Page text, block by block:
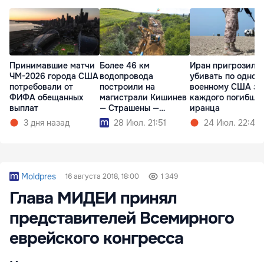
Принимавшие матчи
ЧМ-2026 города США
потребовали от
ФИФА обещанных
выплат
3 дня назад
Более 46 км
водопровода
построили на
магистрали Кишинев
— Страшены —
Калараш
28 Июл. 21:51
Иран пригрозил
убивать по
военному США за
каждого
иранца
24 Июл. 22:48
Moldpres 16 августа 2018, 18:00 1 349
Глава МИДЕИ принял
представителей Всемирного
еврейского конгресса